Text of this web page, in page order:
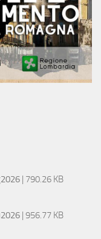
| 790.26 KB
| 956.77 KB